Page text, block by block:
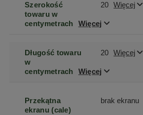
Szerokość
towaru w
centymetrach
Więcej
20 Więcej
Długość towaru
w
centymetrach
Więcej
20 Więcej
Przekątna
ekranu (cale)
brak ekranu